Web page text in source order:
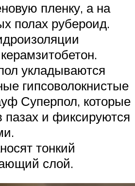
пленку, а на
полах рубероид.
укладываются
гипсоволокнистые
Суперпол, которые
пазах и фиксируются
тонкий
слой.